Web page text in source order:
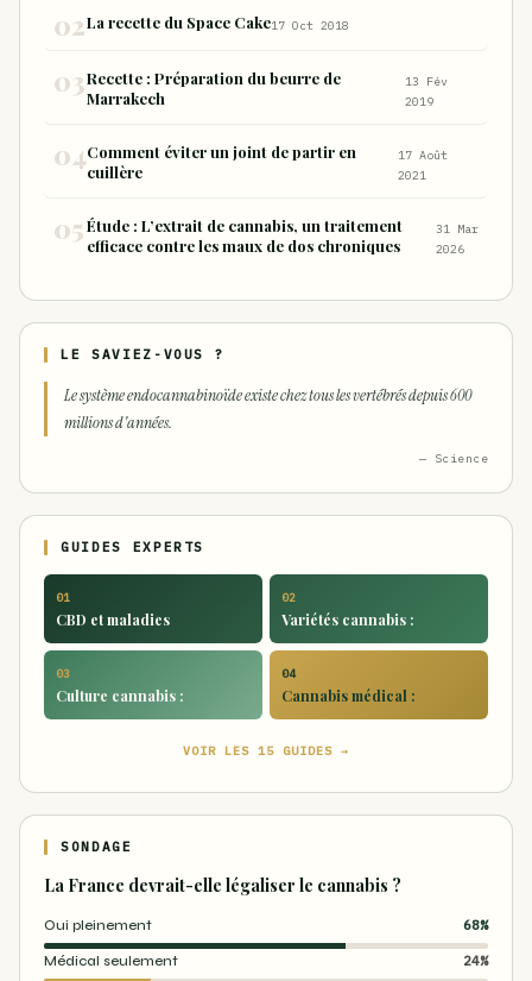
La recette du Space Cake17 Oct 2018
Recette : Préparation du beurre de
Marrakech
13 Fév
2019
Comment éviter un joint de partir en
cuillère
17 Août
2021
Étude : L’extrait de cannabis, un traitement
efficace contre les maux de dos chroniques
31 Mar
2026
LE SAVIEZ-VOUS ?
Le système endocannabinoïde existe chez tous les vertébrés depuis 600
millions d'années.
— Science
GUIDES EXPERTS
01
CBD et maladies
02
Variétés cannabis :
03
Culture cannabis :
04
Cannabis médical :
VOIR LES 15 GUIDES →
SONDAGE
La France devrait-elle légaliser le cannabis ?
Oui pleinement 68%
Médical seulement 24%